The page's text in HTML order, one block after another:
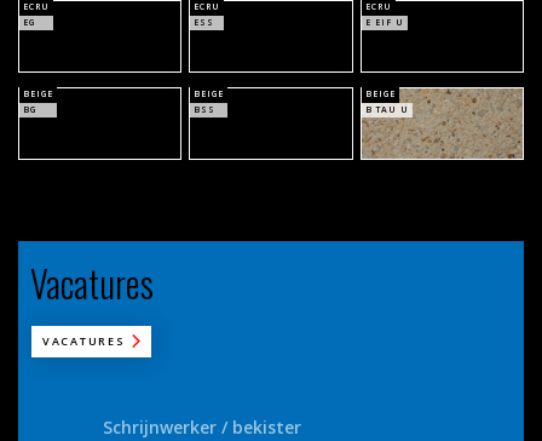
ECRU
EG
BEIGE
BG
ECRU
ESS
BEIGE
BSS
ECRU
E EIF U
BEIGE
B TAU U
Vacatures
VACATURES
Schrijnwerker / bekister